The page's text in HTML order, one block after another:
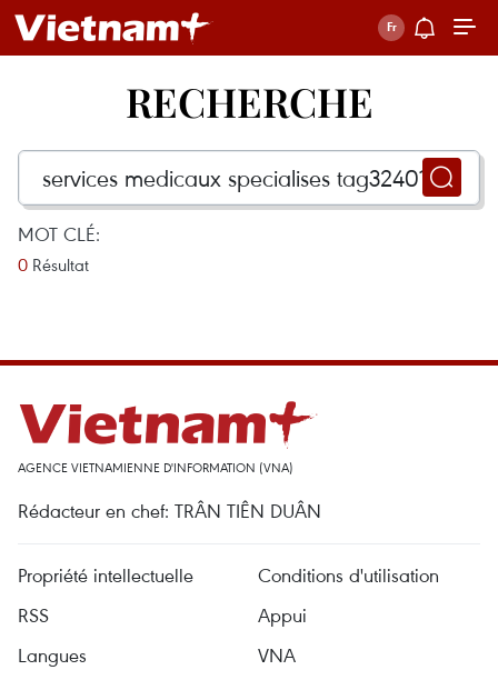
RECHERCHE
MOT CLÉ:
0 Résultat
AGENCE VIETNAMIENNE D'INFORMATION (VNA)
Rédacteur en chef: TRÂN TIÊN DUÂN
Propriété intellectuelle
Conditions d'utilisation
RSS
Appui
Langues
VNA